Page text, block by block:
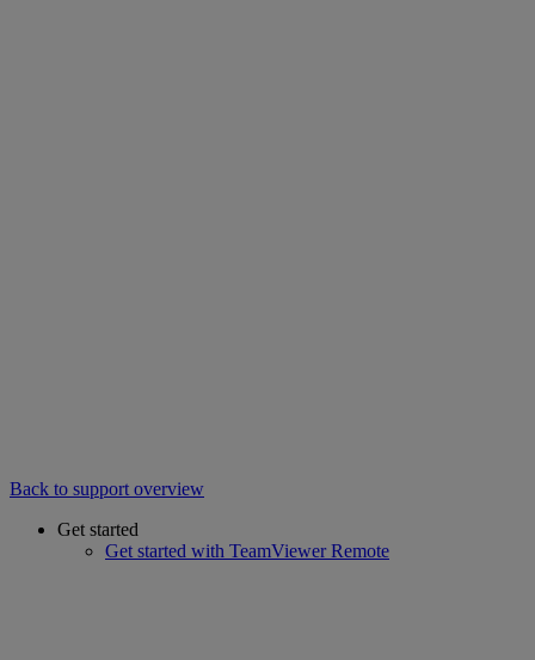
Back to support overview
Get started
Get started with TeamViewer Remote